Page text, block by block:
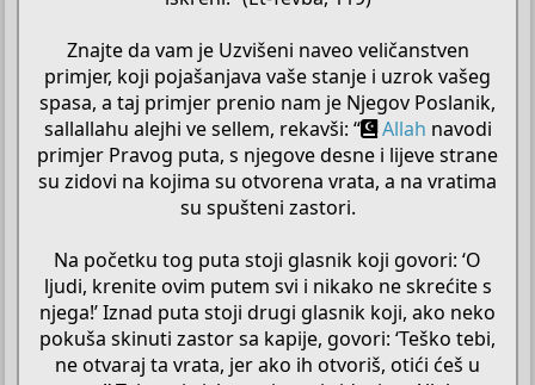
Znajte da vam je Uzvišeni naveo veličanstven
primjer, koji pojašanjava vaše stanje i uzrok vašeg
spasa, a taj primjer prenio nam je Njegov Poslanik,
sallallahu alejhi ve sellem, rekavši: “
Allah navodi
primjer Pravog puta, s njegove desne i lijeve strane
su zidovi na kojima su otvorena vrata, a na vratima
su spušteni zastori.
Na početku tog puta stoji glasnik koji govori: ‘O
ljudi, krenite ovim putem svi i nikako ne skrećite s
njega!’ Iznad puta stoji drugi glasnik koji, ako neko
pokuša skinuti zastor sa kapije, govori: ‘Teško tebi,
ne otvaraj ta vrata, jer ako ih otvoriš, otići ćeš u